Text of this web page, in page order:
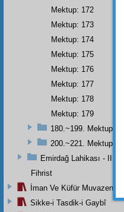
Mektup: 172
Mektup: 173
Mektup: 174
Mektup: 175
Mektup: 176
Mektup: 177
Mektup: 178
Mektup: 179
180.~199. Mektuplar
200.~221. Mektuplar
Emirdağ Lahikası - II
Fihrist
İman Ve Küfür Muvazeneleri
Sikke-i Tasdik-i Gaybî